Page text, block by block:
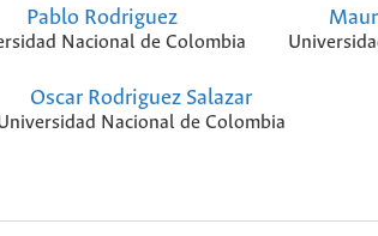
Pablo Rodriguez
Nacional de Colombia
Oscar Rodriguez Salazar
Nacional de Colombia